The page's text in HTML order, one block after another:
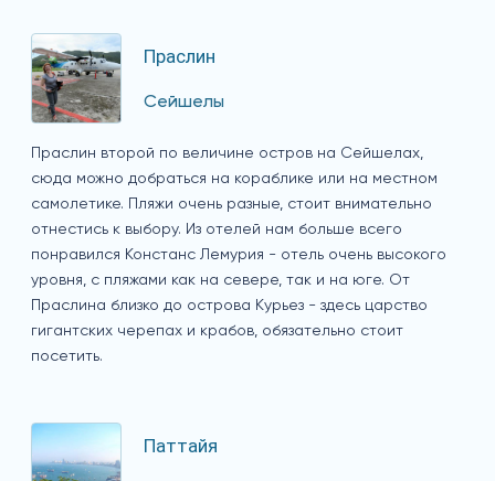
Праслин
Сейшелы
Праслин второй по величине остров на Сейшелах,
сюда можно добраться на кораблике или на местном
самолетике. Пляжи очень разные, стоит внимательно
отнестись к выбору. Из отелей нам больше всего
понравился Констанс Лемурия - отель очень высокого
уровня, с пляжами как на севере, так и на юге. От
Праслина близко до острова Курьез - здесь царство
гигантских черепах и крабов, обязательно стоит
посетить.
Паттайя